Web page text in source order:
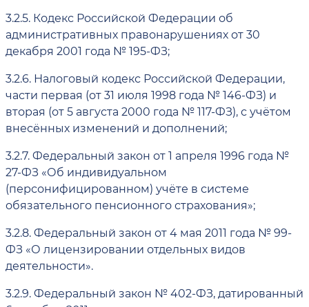
3.2.5. Кодекс Российской Федерации об
административных правонарушениях от 30
декабря 2001 года № 195-ФЗ;
3.2.6. Налоговый кодекс Российской Федерации,
части первая (от 31 июля 1998 года № 146-ФЗ) и
вторая (от 5 августа 2000 года № 117-ФЗ), с учётом
внесённых изменений и дополнений;
3.2.7.Федеральный закон от 1 апреля 1996 года №
27-ФЗ «Об индивидуальном
(персонифицированном) учёте в системе
обязательного пенсионного страхования»;
3.2.8.Федеральный закон от 4 мая 2011 года № 99-
ФЗ «О лицензировании отдельных видов
деятельности».
3.2.9.Федеральный закон № 402-ФЗ, датированный